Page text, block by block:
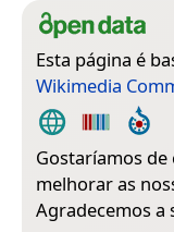
Esta página é
Wikimedia
Gostaríamos
melhorar as
Agradecemos a